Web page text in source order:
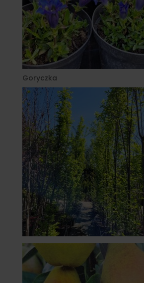
Goryczka